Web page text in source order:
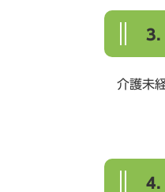
3
介護未経
4